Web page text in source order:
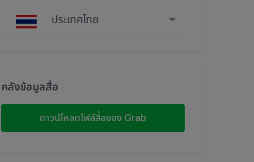
ประเทศไทย
Indonesia
Thailand
คลังข้อมูลสื่อ
ดาวน์โหลดไฟล์สื่อของ Grab